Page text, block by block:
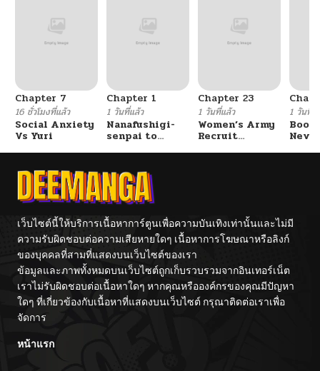
ตอนที่ 32 09/15/2025
ตอนที่ 31
ตอนที่ 30
ตอนที่ 29 09/15/2025
ตอนที่ 28 09/15/2025
ตอนที่ 27 09/15/2025
ตอนที่ 26
Chapter 7
16 ชั่วโมงที่แล้ว
Social Anxiety
Vs Yuri
Chapter 1
1 วันที่แล้ว
Nanafushigi-
senpai to
Chapter 23
1 วันที่แล้ว
Women’s Army
Recruit
1 วันที่แ
เว็บไซต์นี้ให้บริการเนื้อหาการ์ตูนเพื่อความบันเทิงเท่านั้นและไม่มี
ความรับผิดชอบต่อความเสียหายใดๆ เนื้อหาการโฆษณาหรือลิงก์
ของบุคคลที่สามที่แสดงบนเว็บไซต์ของเรา
ข้อมูลและภาพทั้งหมดบนเว็บไซต์ถูกเก็บรวบรวมจากอินเทอร์เน็ต
เราไม่รับผิดชอบต่อเนื้อหาใดๆ หากคุณหรือองค์กรของคุณมีปัญหา
ใดๆ ที่เกี่ยวข้องกับเนื้อหาที่แสดงบนเว็บไซต์ กรุณาติดต่อเราเพื่อ
จัดการ
หน้าแรก